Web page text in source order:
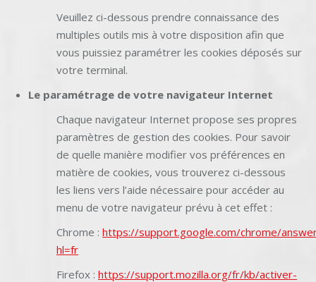
Veuillez ci-dessous prendre connaissance des
multiples outils mis à votre disposition afin que
vous puissiez paramétrer les cookies déposés sur
votre terminal.
Le paramétrage de votre navigateur Internet
Chaque navigateur Internet propose ses propres
paramètres de gestion des cookies. Pour savoir
de quelle manière modifier vos préférences en
matière de cookies, vous trouverez ci-dessous
les liens vers l’aide nécessaire pour accéder au
menu de votre navigateur prévu à cet effet :
Chrome : https://support.google.com/chrome/
hl=fr
Firefox : https://support.mozilla.org/fr/kb/activer-